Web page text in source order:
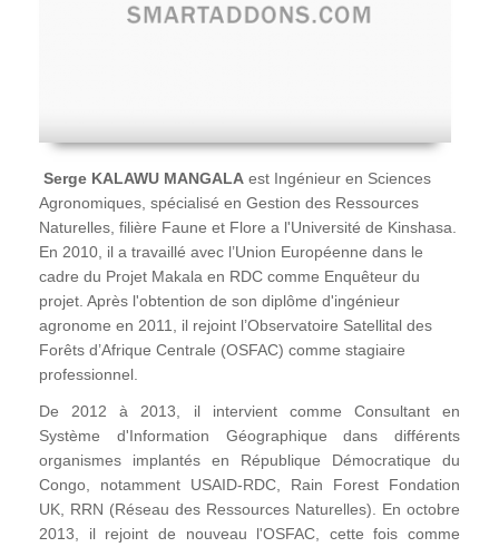
Serge KALAWU MANGALA est Ingénieur en Sciences
Agronomiques, spécialisé en Gestion des Ressources
Naturelles, filière Faune et Flore a l'Université de Kinshasa.
En 2010, il a travaillé avec l’Union Européenne dans le
cadre du Projet Makala en RDC comme Enquêteur du
projet. Après l'obtention de son diplôme d'ingénieur
agronome en 2011, il rejoint l’Observatoire Satellital des
Forêts d’Afrique Centrale (OSFAC) comme stagiaire
professionnel.
De 2012 à 2013, il intervient comme Consultant en
Système d'Information Géographique dans différents
organismes implantés en République Démocratique du
Congo, notamment USAID-RDC, Rain Forest Fondation
UK, RRN (Réseau des Ressources Naturelles). En octobre
2013, il rejoint de nouveau l'OSFAC, cette fois comme